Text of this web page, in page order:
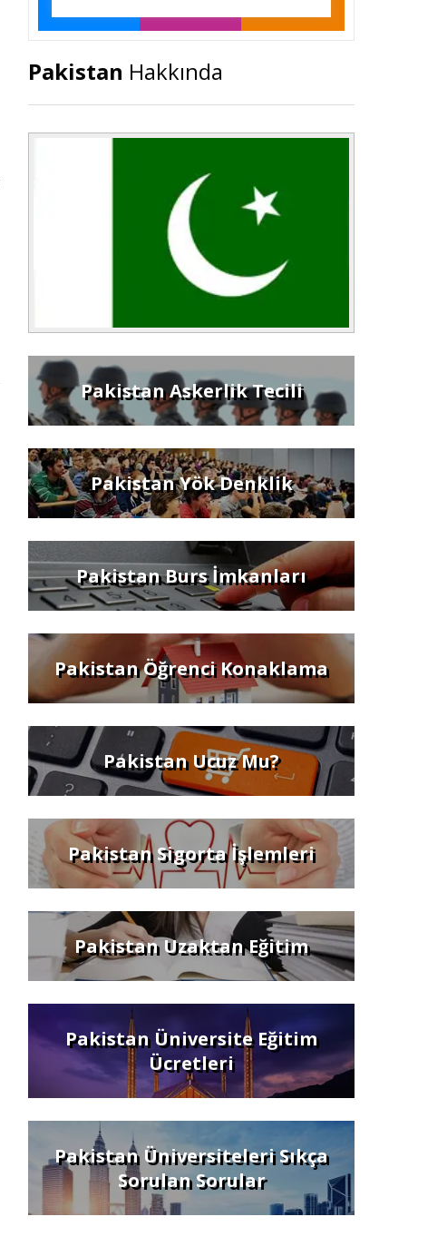
Pakistan Hakkında
Pakistan Askerlik Tecili
Pakistan Yök Denklik
Pakistan Burs İmkanları
Pakistan Öğrenci Konaklama
Pakistan Ucuz Mu?
Pakistan Sigorta İşlemleri
Pakistan Uzaktan Eğitim
Pakistan Üniversite Eğitim
Ücretleri
Pakistan Üniversiteleri Sıkça
Sorulan Sorular